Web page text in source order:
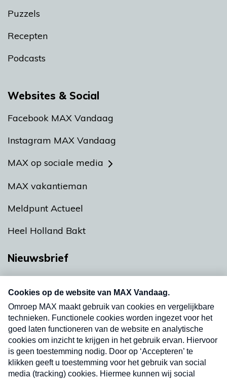
Puzzels
Recepten
Podcasts
Websites & Social
Facebook MAX Vandaag
Instagram MAX Vandaag
MAX op sociale media
MAX vakantieman
Meldpunt Actueel
Heel Holland Bakt
Nieuwsbrief
nieuwsbrief. Elke vrijdag- en dinsdagochtend in
uw mailbox.
Verzend